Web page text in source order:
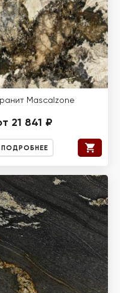
Гранит Mascalzone
21 841 ₽
ПОДРОБНЕЕ